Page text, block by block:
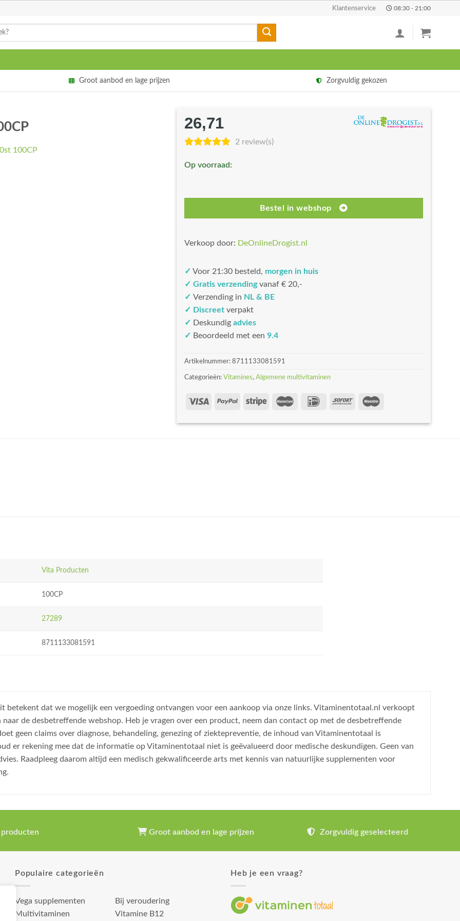
Klantenservice 08:30 - 21:00
Groot aanbod en lage prijzen Zorgvuldig gekozen
26,71
2 review(s)
Op voorraad:
Bestel in webshop
Verkoop door: DeOnlineDrogist.nl
✓ Voor 21:30 besteld, morgen in huis
✓ Gratis verzendingvanaf € 20,-
✓ Verzending in NL & BE
✓ Discreet verpakt
✓ Deskundig advies
✓ Beoordeeld met een 9.4
Artikelnummer: 8711133081591
Categorieën: Vitamines, Algemene multivitaminen
Vita Producten
100CP
27289
8711133081591
dat we mogelijk een vergoeding ontvangen voor een aankoop via onze links. Vitaminentotaal.nl verkoopt
de desbetreffende webshop. Heb je vragen over een product, neem dan contact op met de desbetreffende
geen claims over diagnose, behandeling, genezing of ziektepreventie, de inhoud van Vitaminentotaal is
er rekening mee dat de informatie op Vitaminentotaal niet is geëvalueerd door medische deskundigen. Geen van
Raadpleeg daarom altijd een medisch gekwalificeerde arts met kennis van natuurlijke supplementen voor
producten Groot aanbod en lage prijzen Zorgvuldig geselecteerd
Populaire categorieën
Vega supplementen
Multivitaminen
Bij veroudering
Vitamine B12
Heb je een vraag?